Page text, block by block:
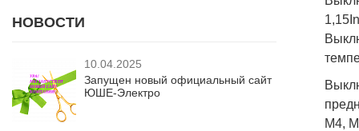
НОВОСТИ
10.04.2025
Запущен новый официальный сайт
ЮШЕ-Электро
М4,